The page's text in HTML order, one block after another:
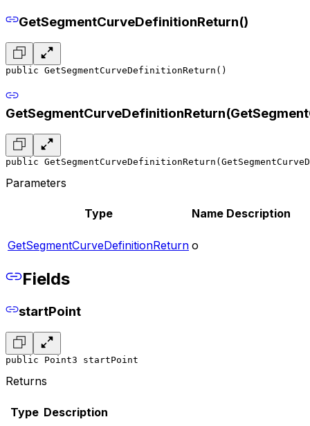
GetSegmentCurveDefinitionReturn()
public GetSegmentCurveDefinitionReturn()
public
Parameters
Type Name Description
GetSegmentCurveDefinitionReturn o
Fields
startPoint
public Point3 startPoint
Returns
Type Description